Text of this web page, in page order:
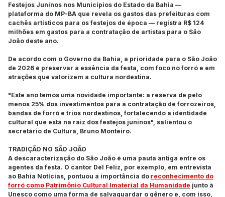
Festejos Juninos nos Municípios do Estado da Bahia —
plataforma do MP-BA que revela os gastos das prefeituras com
cachês artísticos para os festejos de época — registra R$ 124
milhões em gastos para a contratação de artistas para o São
João deste ano.
De acordo com o Governo da Bahia, a prioridade para o São João
de 2026 é preservar a essência da festa, com foco no forró e em
atrações que valorizem a cultura nordestina.
"Este ano temos uma novidade importante: a reserva de pelo
menos 25% dos investimentos para a contratação de forrozeiros,
bandas de forró e trios nordestinos, fortalecendo a identidade
cultural que está na raiz dos festejos juninos", salientou o
secretário de Cultura, Bruno Monteiro.
TRADIÇÃO NO SÃO JOÃO
A descaracterização do São João é uma pauta antiga entre os
agentes da festa. O cantor Del Feliz, por exemplo, em entrevista
ao Bahia Notícias, pontuou a importância do reconhecimento do
forró como Patrimônio Cultural Imaterial da Humanidade junto à
Unesco como uma forma de salvaguardar o gênero e, com isso,